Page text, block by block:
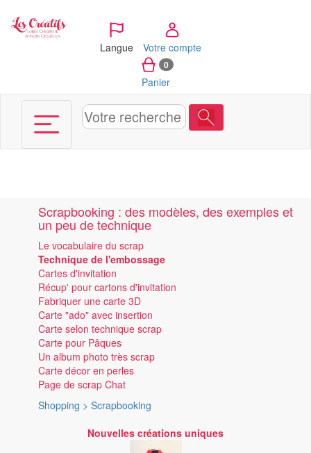
Langue Votre compte
0
Panier
Scrapbooking : des modèles, des exemples et
un peu de technique
Le vocabulaire du scrap
Technique de l'embossage
Cartes d'invitation
Récup' pour cartons d'invitation
Fabriquer une carte 3D
Carte "ado" avec insertion
Carte selon technique scrap
Carte pour Pâques
Un album photo très scrap
Carte décor en perles
Page de scrap Chat
Shopping > Scrapbooking
Nouvelles créations uniques